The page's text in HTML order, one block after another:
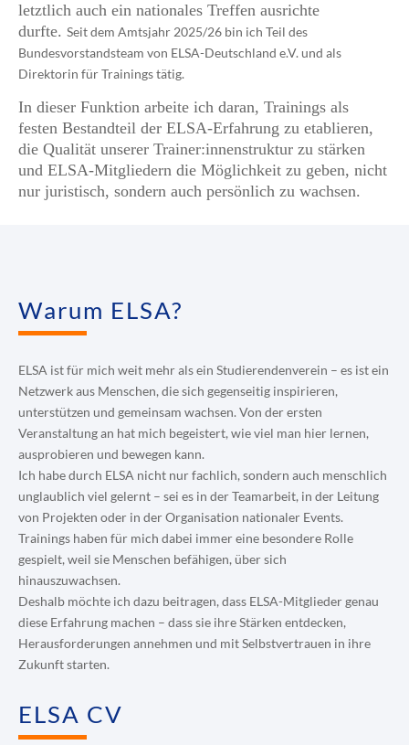
letztlich auch ein nationales Treffen ausrichte
durfte. Seit dem Amtsjahr 2025/26 bin ich Teil des
Bundesvorstandsteam von ELSA-Deutschland e.V. und als
Direktorin für Trainings tätig.
In dieser Funktion arbeite ich daran, Trainings als
festen Bestandteil der ELSA-Erfahrung zu etablieren,
die Qualität unserer Trainer:innenstruktur zu stärken
und ELSA-Mitgliedern die Möglichkeit zu geben, nicht
nur juristisch, sondern auch persönlich zu wachsen.
Warum ELSA?
ELSA ist für mich weit mehr als ein Studierendenverein – es ist ein
Netzwerk aus Menschen, die sich gegenseitig inspirieren,
unterstützen und gemeinsam wachsen. Von der ersten
Veranstaltung an hat mich begeistert, wie viel man hier lernen,
ausprobieren und bewegen kann.
Ich habe durch ELSA nicht nur fachlich, sondern auch menschlich
unglaublich viel gelernt – sei es in der Teamarbeit, in der Leitung
von Projekten oder in der Organisation nationaler Events.
Trainings haben für mich dabei immer eine besondere Rolle
gespielt, weil sie Menschen befähigen, über sich
hinauszuwachsen.
Deshalb möchte ich dazu beitragen, dass ELSA-Mitglieder genau
diese Erfahrung machen – dass sie ihre Stärken entdecken,
Herausforderungen annehmen und mit Selbstvertrauen in ihre
Zukunft starten.
ELSA CV